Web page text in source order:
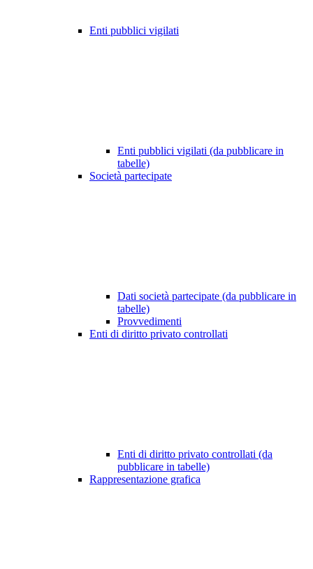
Enti pubblici vigilati
Enti pubblici vigilati (da pubblicare in
tabelle)
Società partecipate
Dati società partecipate (da pubblicare in
tabelle)
Provvedimenti
Enti di diritto privato controllati
Enti di diritto privato controllati (da
pubblicare in tabelle)
Rappresentazione grafica